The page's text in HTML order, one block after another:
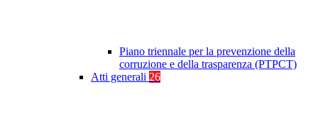
Piano triennale per la prevenzione della
corruzione e della trasparenza (PTPCT)
Atti generali 26